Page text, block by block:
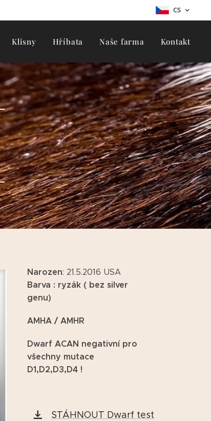
CS
Klisny Hříbata Naše farma Kontakt
Narozen: 21.5.2016 USA
Barva : ryzák ( bez silver
genu)
AMHA / AMHR
Dwarf ACAN negativní pro
všechny mutace
D1,D2,D3,D4 !
STÁHNOUT Dwarf test